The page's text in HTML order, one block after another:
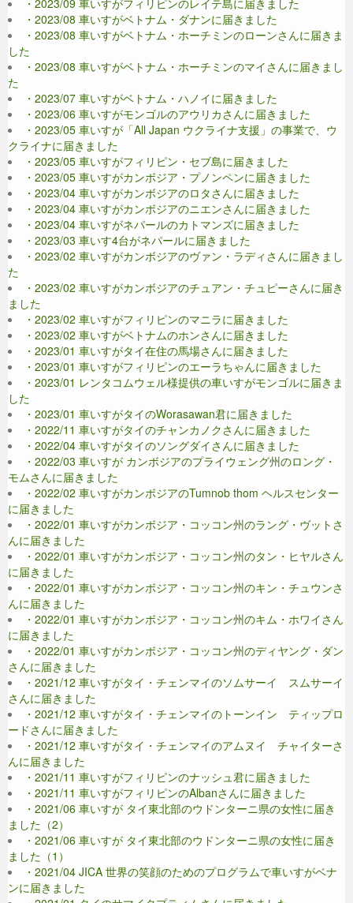
・2023/09 車いすがフィリピンのレイテ島に届きました
・2023/08 車いすがベトナム・ダナンに届きました
・2023/08 車いすがベトナム・ホーチミンのローンさんに届きま
した
・2023/08 車いすがベトナム・ホーチミンのマイさんに届きまし
た
・2023/07 車いすがベトナム・ハノイに届きました
・2023/06 車いすがモンゴルのアウリカさんに届きました
・2023/05 車いすが「All Japan ウクライナ支援」の事業で、ウ
クライナに届きました
・2023/05 車いすがフィリピン・セブ島に届きました
・2023/05 車いすがカンボジア・プノンペンに届きました
・2023/04 車いすがカンボジアのロタさんに届きました
・2023/04 車いすがカンボジアのニエンさんに届きました
・2023/04 車いすがネパールのカトマンズに届きました
・2023/03 車いす4台がネパールに届きました
・2023/02 車いすがカンボジアのヴァン・ラディさんに届きまし
た
・2023/02 車いすがカンボジアのチュアン・チュピーさんに届き
ました
・2023/02 車いすがフィリピンのマニラに届きました
・2023/02 車いすがベトナムのホンさんに届きました
・2023/01 車いすがタイ在住の馬場さんに届きました
・2023/01 車いすがフィリピンのエーラちゃんに届きました
・2023/01 レンタコムウェル様提供の車いすがモンゴルに届きま
した
・2023/01 車いすがタイのWorasawan君に届きました
・2022/11 車いすがタイのチャンカノクさんに届きました
・2022/04 車いすがタイのソングダイさんに届きました
・2022/03 車いすが カンボジアのプライウェング州のロング・
モムさんに届きました
・2022/02 車いすがカンボジアのTumnob thom ヘルスセンター
に届きました
・2022/01 車いすがカンボジア・コッコン州のラング・ヴットさ
んに届きました
・2022/01 車いすがカンボジア・コッコン州のタン・ヒヤルさん
に届きました
・2022/01 車いすがカンボジア・コッコン州のキン・チュウンさ
んに届きました
・2022/01 車いすがカンボジア・コッコン州のキム・ホワイさん
に届きました
・2022/01 車いすがカンボジア・コッコン州のディヤング・ダン
さんに届きました
・2021/12 車いすがタイ・チェンマイのソムサーイ スムサーイ
さんに届きました
・2021/12 車いすがタイ・チェンマイのトーンイン ティップロ
ードさんに届きました
・2021/12 車いすがタイ・チェンマイのアムヌイ チャイターさ
んに届きました
・2021/11 車いすがフィリピンのナッシュ君に届きました
・2021/11 車いすがフィリピンのAlbanさんに届きました
・2021/06 車いすが タイ東北部のウドンターニ県の女性に届き
ました（2）
・2021/06 車いすが タイ東北部のウドンターニ県の女性に届き
ました（1）
・2021/04 JICA 世界の笑顔のためのプログラムで車いすがベナ
ンに届きました